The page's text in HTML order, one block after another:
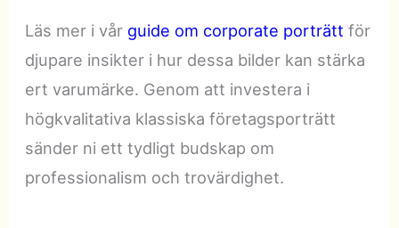
Läs mer i vår guide om corporate porträtt för
djupare insikter i hur dessa bilder kan stärka
ert varumärke. Genom att investera i
högkvalitativa klassiska företagsporträtt
sänder ni ett tydligt budskap om
professionalism och trovärdighet.